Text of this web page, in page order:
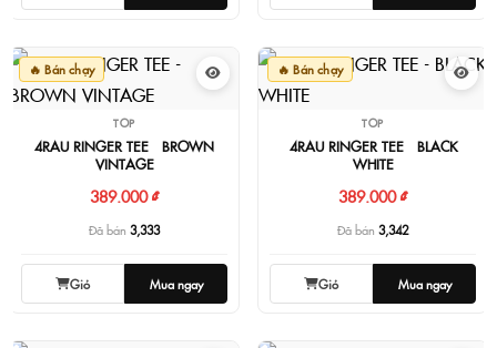
🔥 Bán chạy
TOP
4RAU RINGER TEE - BROWN
VINTAGE
389.000 ₫
Đã bán 3,333
Giỏ Mua ngay
🔥 Bán chạy
TOP
4RAU RINGER TEE - BLACK
WHITE
389.000 ₫
Đã bán 3,342
Giỏ Mua ngay